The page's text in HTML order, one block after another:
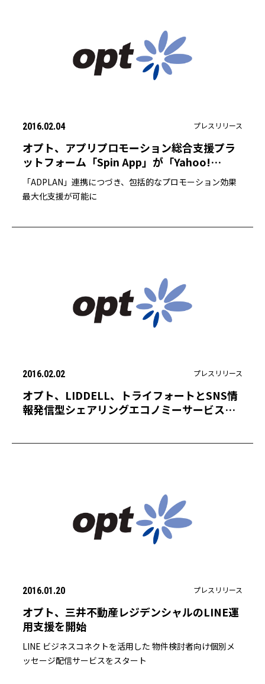
2016.02.04 プレスリリース
オプト、アプリプロモーション総合支援プラ
ットフォーム「Spin App」が「Yahoo!
DMP」と連携開始
「ADPLAN」連携につづき、包括的なプロモーション効果
最大化支援が可能に
2016.02.02 プレスリリース
オプト、LIDDELL、トライフォートとSNS情
報発信型シェアリングエコノミーサービス
2016.01.20 プレスリリース
オプト、三井不動産レジデンシャルのLINE運
用支援を開始
LINE ビジネスコネクトを活用した 物件検討者向け個別メ
ッセージ配信サービスをスタート